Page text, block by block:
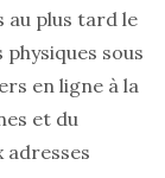
au plus tard le
physiques sous
en ligne à la
et du
adresses